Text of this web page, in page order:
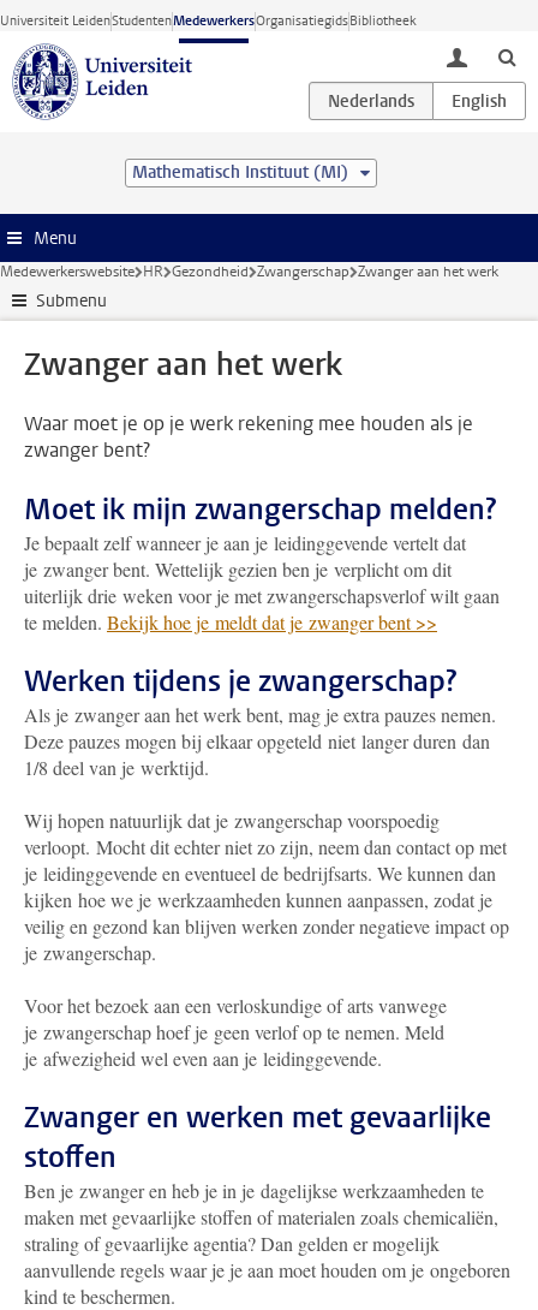
Ga direct naar de inhoud
Universiteit LeidenStudentenMedewerkersOrganisatiegidsBibliotheek
toggle
Mathematisch Instituut (MI)
Menu
Medewerkerswebsite HR Gezondheid Zwangerschap Zwanger aan het werk
Submenu
Zwanger aan het werk
Waar moet je op je werk rekening mee houden als je
zwanger bent?
Moet ik mijn zwangerschap melden?
Je bepaalt zelf wanneer je aan je leidinggevende vertelt dat
je zwanger bent. Wettelijk gezien ben je verplicht om dit
uiterlijk drie weken voor je met zwangerschapsverlof wilt gaan
te melden. Bekijk hoe je meldt dat je zwanger bent >>
Werken tijdens je zwangerschap?
Als je zwanger aan het werk bent, mag je extra pauzes nemen.
Deze pauzes mogen bij elkaar opgeteld niet langer duren dan
1/8 deel van je werktijd.
Wij hopen natuurlijk dat je zwangerschap voorspoedig
verloopt. Mocht dit echter niet zo zijn, neem dan contact op met
je leidinggevende en eventueel de bedrijfsarts. We kunnen dan
kijken hoe we je werkzaamheden kunnen aanpassen, zodat je
veilig en gezond kan blijven werken zonder negatieve impact op
je zwangerschap.
Voor het bezoek aan een verloskundige of arts vanwege
je zwangerschap hoef je geen verlof op te nemen. Meld
je afwezigheid wel even aan je leidinggevende.
Zwanger en werken met gevaarlijke
stoffen
Ben je zwanger en heb je in je dagelijkse werkzaamheden te
maken met gevaarlijke stoffen of materialen zoals chemicaliën,
straling of gevaarlijke agentia? Dan gelden er mogelijk
aanvullende regels waar je je aan moet houden om je ongeboren
kind te beschermen.